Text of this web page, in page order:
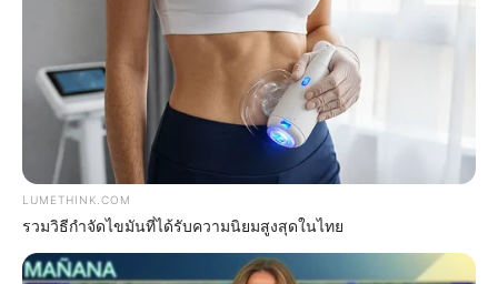
สีมงคล
แจกตาราง สีมงคลตามราศี 2569 ประจำ
เดือนสิงหาคม โดย อ.รักษ์ เลขเด็ด
LUMETHINK.COM
รวมวิธีกำจัดไขมันที่ได้รับความนิยมสูงสุดในไทย